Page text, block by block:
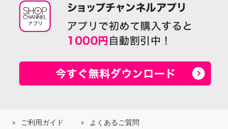
ご利用ガイド よくあるご質問